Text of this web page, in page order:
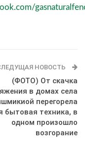
НОВОСТЬ
(ФОТО) От скачка
в домах села
перегорела
бытовая техника, в
одном произошло
возгорание